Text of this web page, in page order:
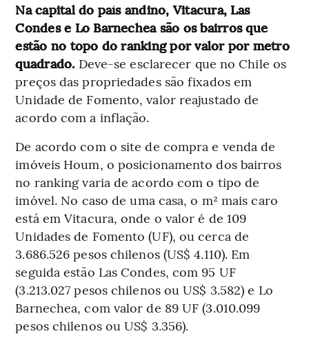
Na capital do país andino, Vitacura, Las
Condes e Lo Barnechea são os bairros que
estão no topo do ranking por valor por metro
quadrado. Deve-se esclarecer que no Chile os
preços das propriedades são fixados em
Unidade de Fomento, valor reajustado de
acordo com a inflação.
De acordo com o site de compra e venda de
imóveis Houm, o posicionamento dos bairros
no ranking varia de acordo com o tipo de
imóvel. No caso de uma casa, o m² mais caro
está em Vitacura, onde o valor é de 109
Unidades de Fomento (UF), ou cerca de
3.686.526 pesos chilenos (US$ 4.110). Em
seguida estão Las Condes, com 95 UF
(3.213.027 pesos chilenos ou US$ 3.582) e Lo
Barnechea, com valor de 89 UF (3.010.099
pesos chilenos ou US$ 3.356).